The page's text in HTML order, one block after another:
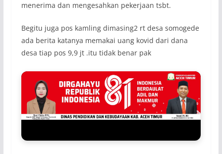
menerima dan mengesahkan pekerjaan tsbt.
Begitu juga pos kamling dimasing2 rt desa somogede
ada berita katanya memakai uang kovid dari dana
desa tiap pos 9,9 jt .itu tidak benar pak